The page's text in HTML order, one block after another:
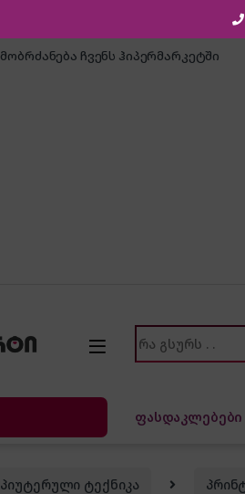
ჩვენს ჰიპერმარკეტში
Search for:
ფასდაკლებები
ტექნიკა